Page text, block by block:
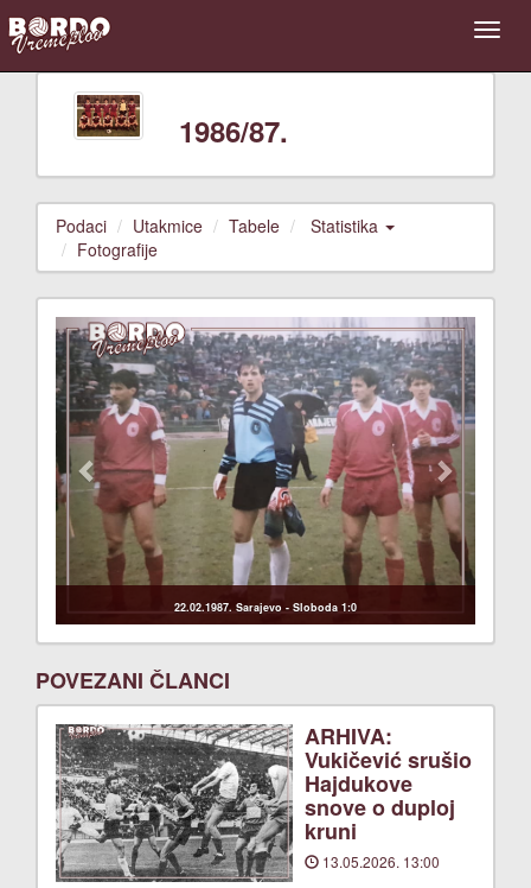
1986/87.
Podaci Utakmice Tabele
Statistika
Fotografije
22.02.1987. Sarajevo - Sloboda 1:0
Previous Next
POVEZANI ČLANCI
ARHIVA:
Vukičević srušio
Hajdukove
snove o duploj
kruni
13.05.2026. 13:00